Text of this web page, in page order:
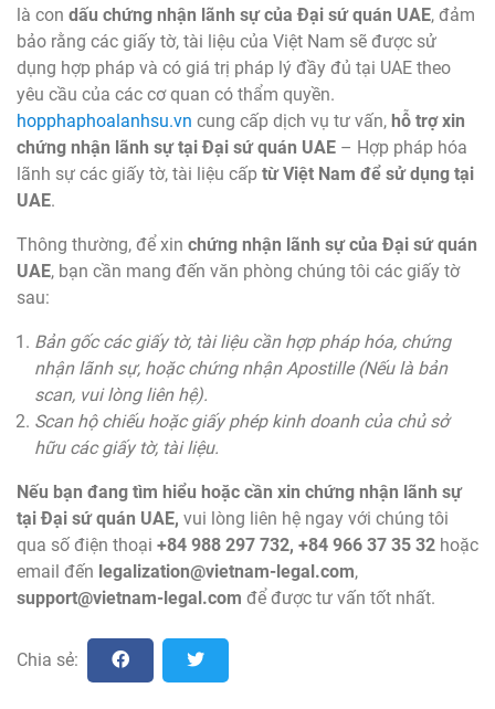
là con dấu chứng nhận lãnh sự của Đại sứ quán UAE, đảm
bảo rằng các giấy tờ, tài liệu của Việt Nam sẽ được sử
dụng hợp pháp và có giá trị pháp lý đầy đủ tại UAE theo
yêu cầu của các cơ quan có thẩm quyền.
hopphaphoalanhsu.vn cung cấp dịch vụ tư vấn, hỗ trợ xin
chứng nhận lãnh sự tại Đại sứ quán UAE – Hợp pháp hóa
lãnh sự các giấy tờ, tài liệu cấp từ Việt Nam để sử dụng tại
UAE.
Thông thường, để xin chứng nhận lãnh sự của Đại sứ quán
UAE, bạn cần mang đến văn phòng chúng tôi các giấy tờ
sau:
Bản gốc các giấy tờ, tài liệu cần hợp pháp hóa, chứng
nhận lãnh sự, hoặc chứng nhận Apostille (Nếu là bản
scan, vui lòng liên hệ).
Scan hộ chiếu hoặc giấy phép kinh doanh của chủ sở
hữu các giấy tờ, tài liệu.
Nếu bạn đang tìm hiểu hoặc cần xin chứng nhận lãnh sự
tại Đại sứ quán UAE, vui lòng liên hệ ngay với chúng tôi
qua số điện thoại +84 988 297 732, +84 966 37 35 32 hoặc
email đến legalization@vietnam-legal.com,
support@vietnam-legal.com để được tư vấn tốt nhất.
Chia sẻ: